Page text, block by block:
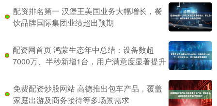
配资排名第一 汉堡王美国业务大幅增长，餐
饮品牌国际集团业绩超出预期
配资网首页 鸿蒙生态年中总结：设备数超
7000万、半秒新增1台，用户满意度显著提升
免费配资炒股网站 高德推出包车产品，覆盖
家庭出游及商务接待等多场景需求